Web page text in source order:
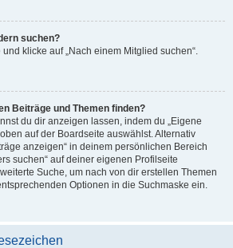
suchen?
und klicke auf „Nach einem Mitglied suchen“.
Beiträge und Themen finden?
du dir anzeigen lassen, indem du „Eigene
auf der Boardseite auswählst. Alternativ
anzeigen“ in deinem persönlichen Bereich
suchen“ auf deiner eigenen Profilseite
Suche, um nach von dir erstellen Themen
Optionen in die Suchmaske ein.